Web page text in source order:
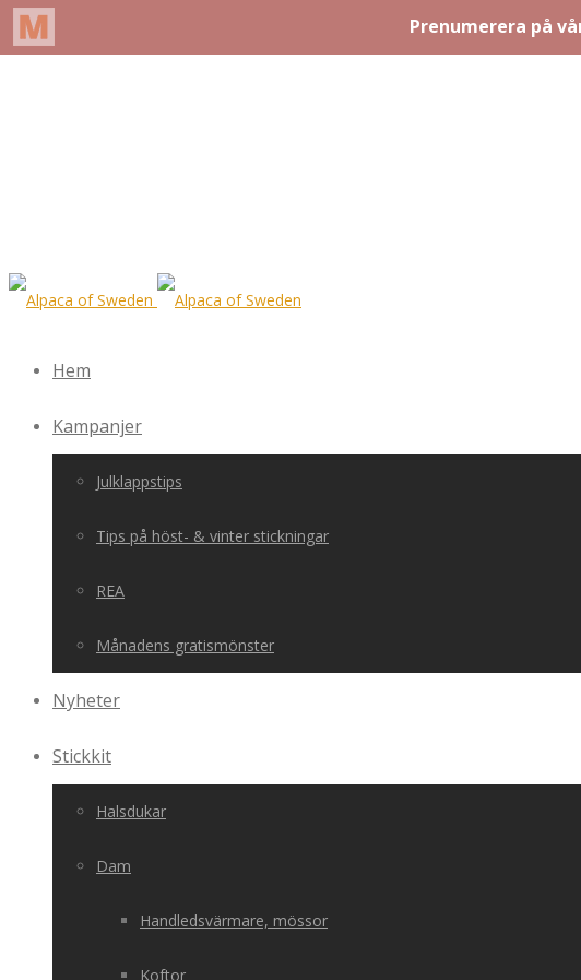
Hem
Kampanjer
Julklappstips
Tips på höst- & vinter stickningar
REA
Månadens gratismönster
Nyheter
Stickkit
Halsdukar
Dam
Handledsvärmare, mössor
Koftor